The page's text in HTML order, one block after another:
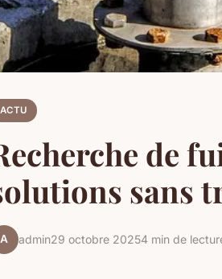
ACTU
de
sans
A admin29 octobre 20254 min de